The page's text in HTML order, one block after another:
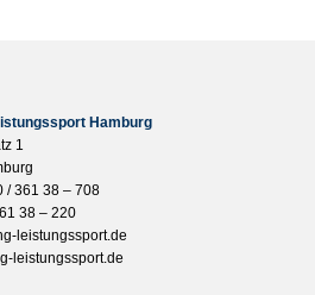
Hamburg
1
/ 361 38 – 708
38 – 220
leistungssport.de
leistungssport.de